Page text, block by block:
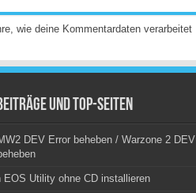
wie deine Kommentardaten verarbeitet
und Top-Seiten
DEV Error beheben / Warzone 2 DEV
EOS Utility ohne CD installieren